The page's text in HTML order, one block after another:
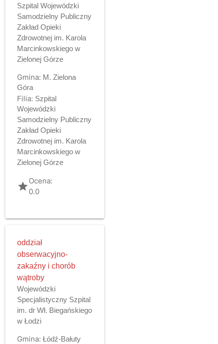
Szpital Wojewódzki
Samodzielny Publiczny
Zakład Opieki
Zdrowotnej im. Karola
Marcinkowskiego w
Zielonej Górze
Gmina: M. Zielona
Góra
Filia: Szpital
Wojewódzki
Samodzielny Publiczny
Zakład Opieki
Zdrowotnej im. Karola
Marcinkowskiego w
Zielonej Górze
gradeOcena:
0.0
oddział
obserwacyjno-
zakaźny i chorób
wątroby
Wojewódzki
Specjalistyczny Szpital
im. dr Wł. Biegańskiego
w Łodzi
Gmina: Łódź-Bałuty